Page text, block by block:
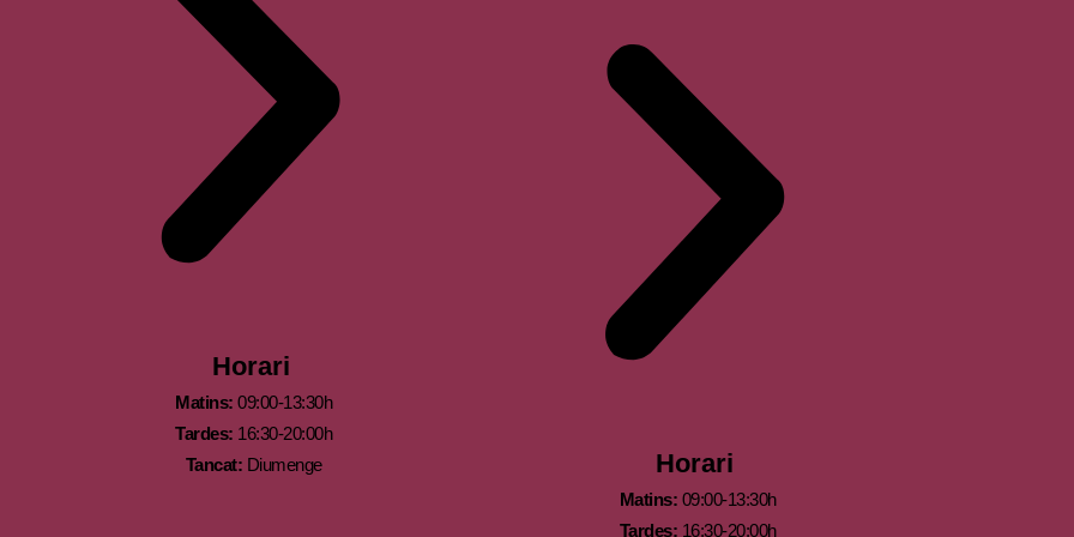
Horari
Matins: 09:00-13:30h
Tardes: 16:30-20:00h
Tancat: Diumenge Horari
Matins: 09:00-13:30h
Tardes: 16:30-20:00h